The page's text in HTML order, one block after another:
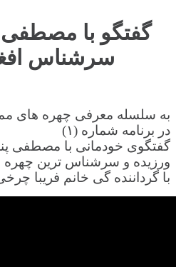
گفتگو با
سرشناس
به سلسله معرفی چهره های
در برنامه شماره (۱)
گفتگوی خودمانی با مصطفی
ورزیده و سرشناس ترین چهره
با گرداننده گی خانم فریبا